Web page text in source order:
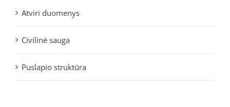
Atviri duomenys
Civilinė sauga
Puslapio struktūra